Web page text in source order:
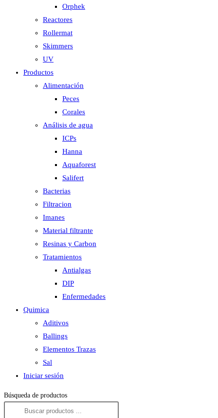
Orphek
Reactores
Rollermat
Skimmers
UV
Productos
Alimentación
Peces
Corales
Análisis de agua
ICPs
Hanna
Aquaforest
Salifert
Bacterias
Filtracion
Imanes
Material filtrante
Resinas y Carbon
Tratamientos
Antialgas
DIP
Enfermedades
Quimica
Aditivos
Ballings
Elementos Trazas
Sal
Iniciar sesión
Búsqueda de productos